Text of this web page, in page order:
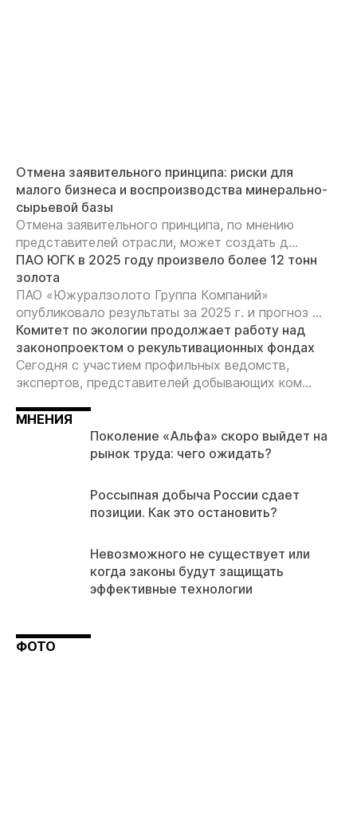
Отмена заявительного принципа: риски для
малого бизнеса и воспроизводства минерально-
сырьевой базы
Отмена заявительного принципа, по мнению
представителей отрасли, может создать д...
ПАО ЮГК в 2025 году произвело более 12 тонн
золота
ПАО «Южуралзолото Группа Компаний»
опубликовало результаты за 2025 г. и прогноз ...
Комитет по экологии продолжает работу над
законопроектом о рекультивационных фондах
Сегодня с участием профильных ведомств,
экспертов, представителей добывающих ком...
МНЕНИЯ
Поколение «Альфа» скоро выйдет на
рынок труда: чего ожидать?
Россыпная добыча России сдает
позиции. Как это остановить?
Невозможного не существует или
когда законы будут защищать
эффективные технологии
ФОТО